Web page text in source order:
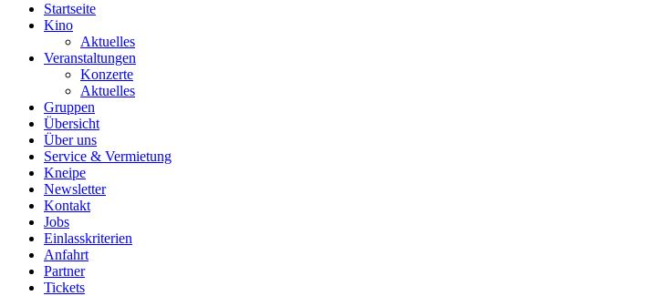
Startseite
Kino
Aktuelles
Veranstaltungen
Konzerte
Aktuelles
Gruppen
Übersicht
Über uns
Service & Vermietung
Kneipe
Newsletter
Kontakt
Jobs
Einlasskriterien
Anfahrt
Partner
Tickets